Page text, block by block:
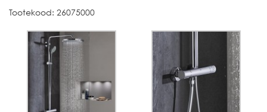
Tootekood: 26075000